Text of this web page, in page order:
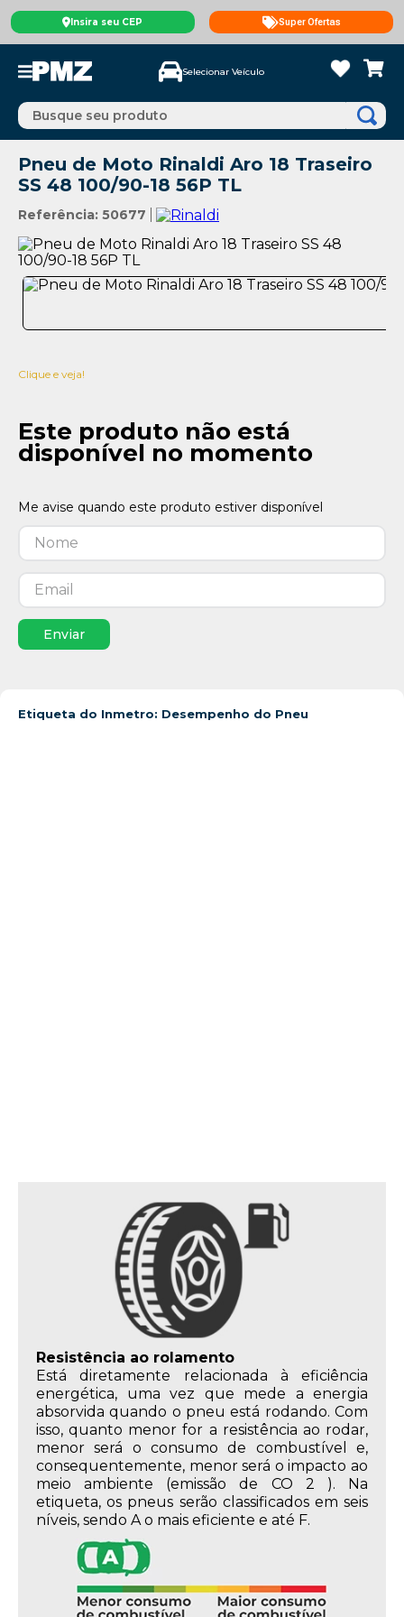
Insira seu CEP Super Ofertas
Selecionar Veículo
Busque seu produto
Pneu de Moto Rinaldi Aro 18 Traseiro
SS 48 100/90-18 56P TL
Referência: 50677
Clique e veja!
Este produto não está
disponível no momento
Enviar
Etiqueta do Inmetro: Desempenho do Pneu
Resistência ao rolamento
Está diretamente relacionada à eficiência
energética, uma vez que mede a energia
absorvida quando o pneu está rodando. Com
isso, quanto menor for a resistência ao rodar,
menor será o consumo de combustível e,
consequentemente, menor será o impacto ao
meio ambiente (emissão de CO 2 ). Na
etiqueta, os pneus serão classificados em seis
níveis, sendo A o mais eficiente e até F.